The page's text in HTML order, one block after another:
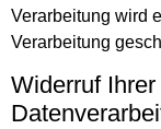
Verarbeitung wird
Verarbeitung
Widerruf